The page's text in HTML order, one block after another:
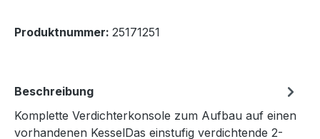
Produktnummer: 25171251
Beschreibung
Komplette Verdichterkonsole zum Aufbau auf einen
vorhandenen KesselDas einstufig verdichtende 2-